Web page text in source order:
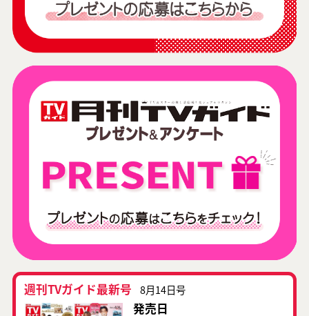
週刊TVガイド最新号 8月14日号
発売日